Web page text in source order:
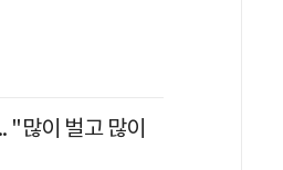
많이 벌고 많이